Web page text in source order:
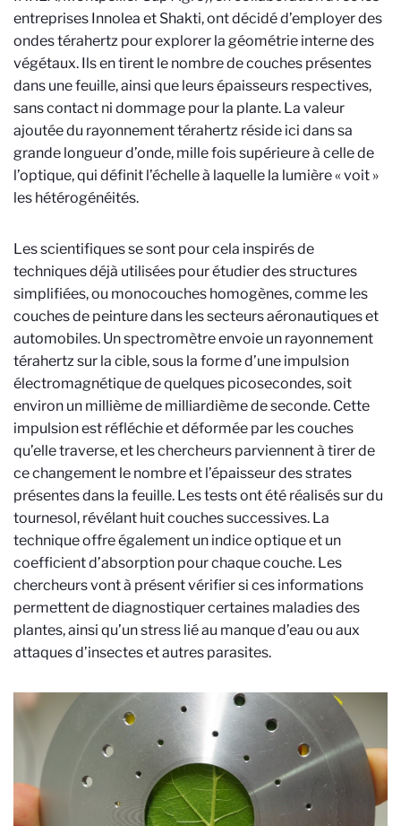
entreprises Innolea et Shakti, ont décidé d’employer des
ondes térahertz pour explorer la géométrie interne des
végétaux. Ils en tirent le nombre de couches présentes
dans une feuille, ainsi que leurs épaisseurs respectives,
sans contact ni dommage pour la plante. La valeur
ajoutée du rayonnement térahertz réside ici dans sa
grande longueur d’onde, mille fois supérieure à celle de
l’optique, qui définit l’échelle à laquelle la lumière « voit »
les hétérogénéités.
Les scientifiques se sont pour cela inspirés de
techniques déjà utilisées pour étudier des structures
simplifiées, ou monocouches homogènes, comme les
couches de peinture dans les secteurs aéronautiques et
automobiles. Un spectromètre envoie un rayonnement
térahertz sur la cible, sous la forme d’une impulsion
électromagnétique de quelques picosecondes, soit
environ un millième de milliardième de seconde. Cette
impulsion est réfléchie et déformée par les couches
qu’elle traverse, et les chercheurs parviennent à tirer de
ce changement le nombre et l’épaisseur des strates
présentes dans la feuille. Les tests ont été réalisés sur du
tournesol, révélant huit couches successives. La
technique offre également un indice optique et un
coefficient d’absorption pour chaque couche. Les
chercheurs vont à présent vérifier si ces informations
permettent de diagnostiquer certaines maladies des
plantes, ainsi qu’un stress lié au manque d’eau ou aux
attaques d’insectes et autres parasites.